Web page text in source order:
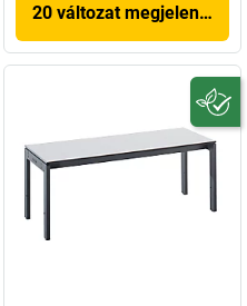
20 változat megjelenítése